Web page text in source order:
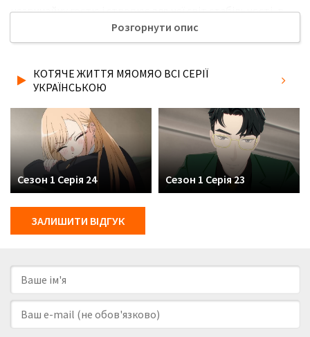
незвичайну гостю і створює для неї світ стабільності, в
якому вона поступово відновлює втрачену довіру до
подушками і несподіваними спостереженнями за
людиною, яка стає для неї опорою. Її сто днів проходять як
Не забудьте розповісти друзям, де Ви дивились нову 19
серію серіалу Котяче життя Мяомяо українською мовою, у
хорошій hd якості та з українськими субтитрами!
Розгорнути опис
КОТЯЧЕ ЖИТТЯ МЯОМЯО ВСІ СЕРІЇ
УКРАЇНСЬКОЮ
Сезон 1 Серія 24 Сезон 1 Серія 23
ЗАЛИШИТИ ВІДГУК